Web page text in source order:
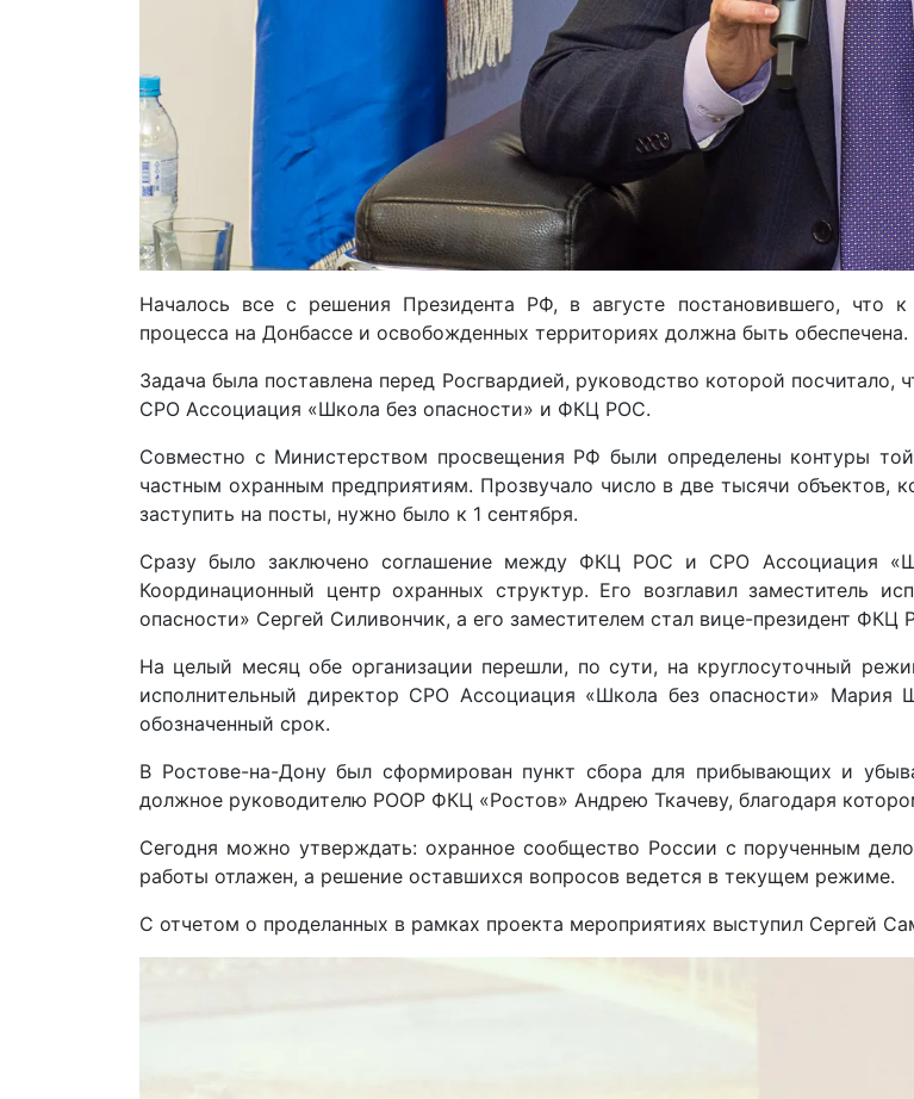
Началось все с решения Президента РФ, в августе постановившего, что к
процесса на Донбассе и освобожденных территориях должна быть обеспечена.
Задача была поставлена перед Росгвардией, руководство которой посчитало,
СРО Ассоциация «Школа без опасности» и ФКЦ РОС.
Совместно с Министерством просвещения РФ были определены контуры
частным охранным предприятиям. Прозвучало число в две тысячи объектов,
заступить на посты, нужно было к 1 сентября.
Сразу было заключено соглашение между ФКЦ РОС и СРО Ассоциация
Координационный центр охранных структур. Его возглавил заместитель
опасности» Сергей Силивончик, а его заместителем стал вице-президент
На целый месяц обе организации перешли, по сути, на круглосуточный
исполнительный директор СРО Ассоциация «Школа без опасности» Мария
обозначенный срок.
В Ростове-на-Дону был сформирован пункт сбора для прибывающих и
должное руководителю РООР ФКЦ «Ростов» Андрею Ткачеву, благодаря
Сегодня можно утверждать: охранное сообщество России с порученным
работы отлажен, а решение оставшихся вопросов ведется в текущем режиме.
С отчетом о проделанных в рамках проекта мероприятиях выступил Сергей